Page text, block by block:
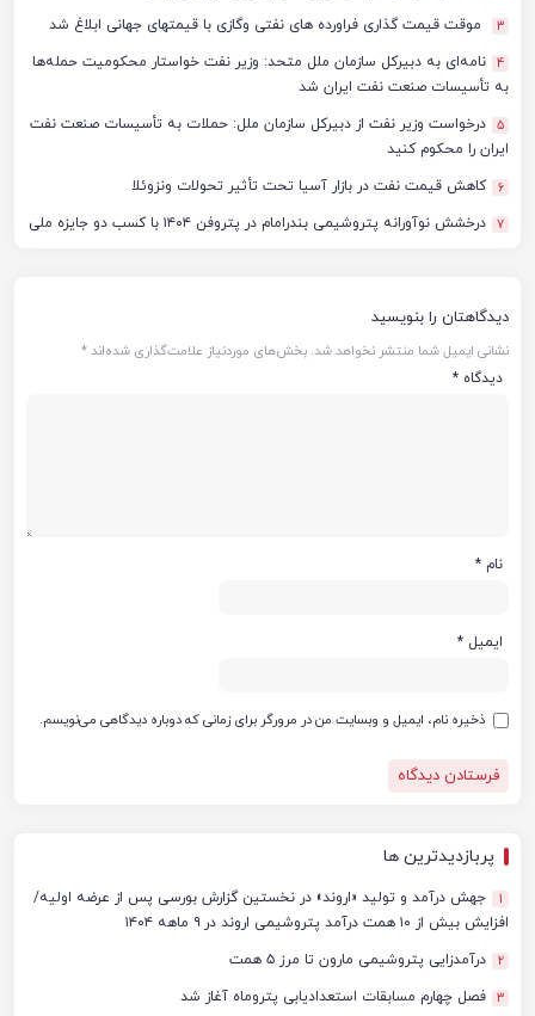
3 موقت قیمت گذاری فراورده های نفتی وگازی با قیمتهای جهانی ابلاغ شد
4 نامه‌ای به دبیرکل سازمان ملل متحد: وزیر نفت خواستار محکومیت حمله‌ها
به تأسیسات صنعت نفت ایران شد
5 درخواست وزیر نفت از دبیرکل سازمان ملل: حملات به تأسیسات صنعت نفت
ایران را محکوم کنید
6 کاهش قیمت نفت در بازار آسیا تحت تأثیر تحولات ونزوئلا
7 درخشش نوآورانه پتروشیمی بندرامام در پتروفن ۱۴۰۴ با کسب دو جایزه ملی
دیدگاهتان را بنویسید
نشانی ایمیل شما منتشر نخواهد شد. بخش‌های موردنیاز علامت‌گذاری شده‌اند*
دیدگاه *
نام *
ایمیل *
ذخیره نام، ایمیل و وبسایت من در مرورگر برای زمانی که دوباره دیدگاهی می‌نویسم.
پربازدیدترین ها
1
جهش درآمد و تولید «اروند» در نخستین گزارش بورسی پس از عرضه اولیه/
افزایش بیش از ۱۰ همت درآمد پتروشیمی اروند در ۹ ماهه ۱۴۰۴
2 درآمدزایی پتروشیمی مارون تا مرز ۵ همت
3 فصل چهارم مسابقات استعدادیابی پتروماه آغاز شد